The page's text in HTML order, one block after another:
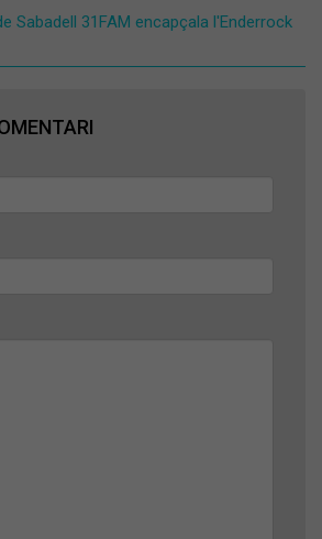
Sabadell 31FAM encapçala l'Enderrock